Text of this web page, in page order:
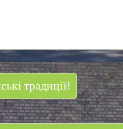
традиції!